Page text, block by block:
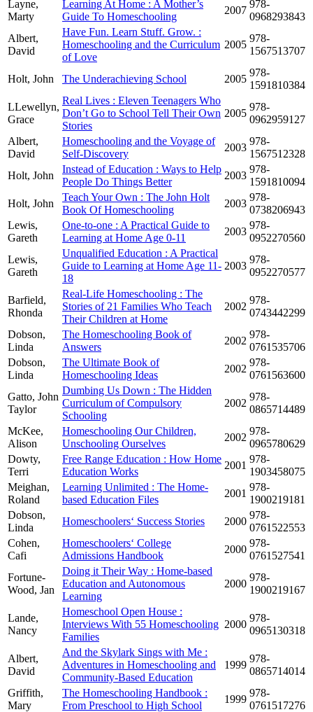
Layne,
Marty
Learning At Home : A Mother’s
Guide To Homeschooling
2007
978-
0968293843
Albert,
David
Have Fun. Learn Stuff. Grow. :
Homeschooling and the Curriculum
of Love
2005
978-
1567513707
Holt, John The Underachieving School 2005
978-
1591810384
LLewellyn,
Grace
Real Lives : Eleven Teenagers Who
Don’t Go to School Tell Their Own
Stories
2005
978-
0962959127
Albert,
David
Homeschooling and the Voyage of
Self-Discovery
2003
978-
1567512328
Holt, John
Instead of Education : Ways to Help
People Do Things Better
2003
978-
1591810094
Holt, John
Teach Your Own : The John Holt
Book Of Homeschooling
2003
978-
0738206943
Lewis,
Gareth
One-to-one : A Practical Guide to
Learning at Home Age 0-11
2003
978-
0952270560
Lewis,
Gareth
Unqualified Education : A Practical
Guide to Learning at Home Age 11-
18
2003
978-
0952270577
Barfield,
Rhonda
Real-Life Homeschooling : The
Stories of 21 Families Who Teach
Their Children at Home
2002
978-
0743442299
Dobson,
Linda
The Homeschooling Book of
Answers
2002
978-
0761535706
Dobson,
Linda
The Ultimate Book of
Homeschooling Ideas
2002
978-
0761563600
Gatto, John
Taylor
Dumbing Us Down : The Hidden
Curriculum of Compulsory
Schooling
2002
978-
0865714489
McKee,
Alison
Homeschooling Our Children,
Unschooling Ourselves
2002
978-
0965780629
Dowty,
Terri
Free Range Education : How Home
Education Works
2001
978-
1903458075
Meighan,
Roland
Learning Unlimited : The Home-
based Education Files
2001
978-
1900219181
Dobson,
Linda
Homeschoolers‘ Success Stories 2000
978-
0761522553
Cohen,
Cafi
Homeschoolers‘ College
Admissions Handbook
2000
978-
0761527541
Fortune-
Wood, Jan
Doing it Their Way : Home-based
Education and Autonomous
Learning
2000
978-
1900219167
Lande,
Nancy
Homeschool Open House :
Interviews With 55 Homeschooling
Families
2000
978-
0965130318
Albert,
David
And the Skylark Sings with Me :
Adventures in Homeschooling and
Community-Based Education
1999
978-
0865714014
Griffith,
Mary
The Homeschooling Handbook :
From Preschool to High School
1999
978-
0761517276